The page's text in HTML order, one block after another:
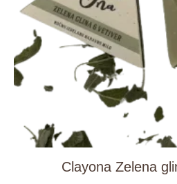
Clayona Zelena